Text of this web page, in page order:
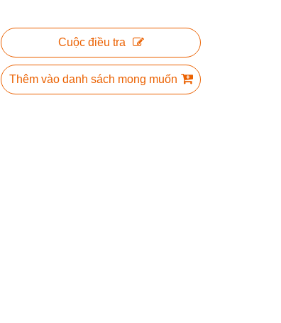
Cuộc điều tra
Thêm vào danh sách mong muốn